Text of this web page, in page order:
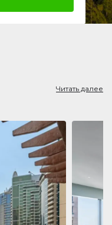
Читать далее